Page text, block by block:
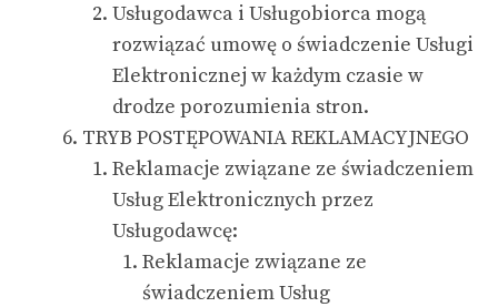
Usługodawca i Usługobiorca mogą
rozwiązać umowę o świadczenie Usługi
Elektronicznej w każdym czasie w
drodze porozumienia stron.
TRYB POSTĘPOWANIA REKLAMACYJNEGO
Reklamacje związane ze świadczeniem
Usług Elektronicznych przez
Usługodawcę:
Reklamacje związane ze
świadczeniem Usług